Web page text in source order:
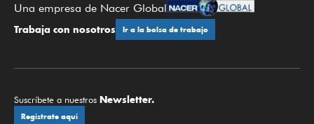
Una empresa de Nacer Global
Trabaja con nosotros Ir a la bolsa de trabajo
Suscríbete a nuestros Newsletter.
Regístrate aquí